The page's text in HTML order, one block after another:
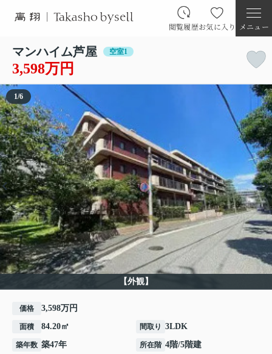
閲覧履歴お気に入り メニュー
マンハイム芦屋 空室1
3,598万円
【外観】
1/6
価格 3,598万円
面積 84.20㎡ 間取り 3LDK
築年数 築47年 所在階 4階/5階建